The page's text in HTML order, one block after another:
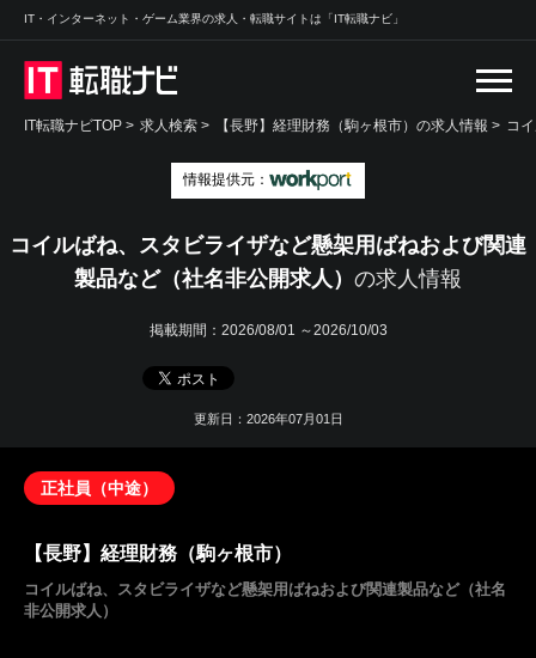
IT・インターネット・ゲーム業界の求人・転職サイトは「IT転職ナビ」
IT転職ナビTOP > 求人検索 > 【長野】経理財務（駒ヶ根市）の求人情報 > コ
情報提供元：
コイルばね、スタビライザなど懸架用ばねおよび関連
製品など（社名非公開求人） の求人情報
掲載期間： 2026/08/01 ～2026/10/03
更新日：2026年07月01日
正社員（中途）
【長野】経理財務（駒ヶ根市）
コイルばね、スタビライザなど懸架用ばねおよび関連製品など（社名
非公開求人）